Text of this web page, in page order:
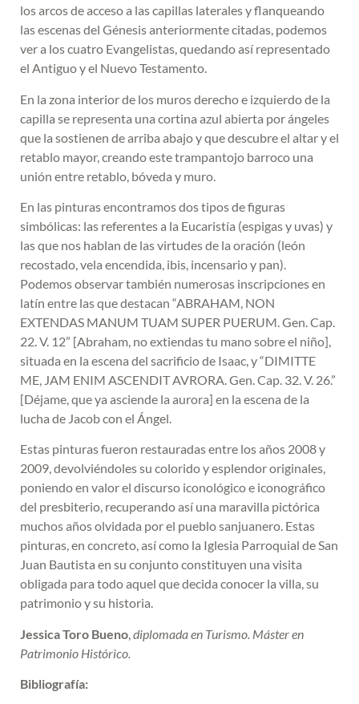
los arcos de acceso a las capillas laterales y flanqueando
las escenas del Génesis anteriormente citadas, podemos
ver a los cuatro Evangelistas, quedando así representado
el Antiguo y el Nuevo Testamento.
En la zona interior de los muros derecho e izquierdo de la
capilla se representa una cortina azul abierta por ángeles
que la sostienen de arriba abajo y que descubre el altar y el
retablo mayor, creando este trampantojo barroco una
unión entre retablo, bóveda y muro.
En las pinturas encontramos dos tipos de figuras
simbólicas: las referentes a la Eucaristía (espigas y uvas) y
las que nos hablan de las virtudes de la oración (león
recostado, vela encendida, ibis, incensario y pan).
Podemos observar también numerosas inscripciones en
latín entre las que destacan “ABRAHAM, NON
EXTENDAS MANUM TUAM SUPER PUERUM. Gen. Cap.
22. V. 12” [Abraham, no extiendas tu mano sobre el niño],
situada en la escena del sacrificio de Isaac, y “DIMITTE
ME, JAM ENIM ASCENDIT AVRORA. Gen. Cap. 32. V. 26.”
[Déjame, que ya asciende la aurora] en la escena de la
lucha de Jacob con el Ángel.
Estas pinturas fueron restauradas entre los años 2008 y
2009, devolviéndoles su colorido y esplendor originales,
poniendo en valor el discurso iconológico e iconográfico
del presbiterio, recuperando así una maravilla pictórica
muchos años olvidada por el pueblo sanjuanero. Estas
pinturas, en concreto, así como la Iglesia Parroquial de San
Juan Bautista en su conjunto constituyen una visita
obligada para todo aquel que decida conocer la villa, su
patrimonio y su historia.
Jessica Toro Bueno,diplomada en Turismo. Máster en
Patrimonio Histórico.
Bibliografía: